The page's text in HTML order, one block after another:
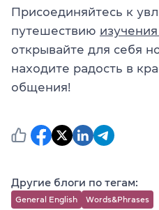
Присоединяйтесь к
путешествию
открывайте для себя
находите радость в
общения!
Другие блоги по тегам:
General English Words&Phrases